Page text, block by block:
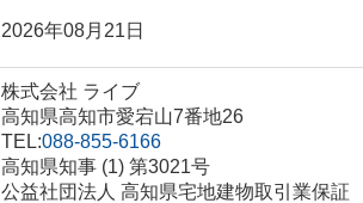
2026年08月21日
株式会社 ライブ
高知県高知市愛宕山7番地26
TEL:088-855-6166
高知県知事 (1) 第3021号
公益社団法人 高知県宅地建物取引業保証